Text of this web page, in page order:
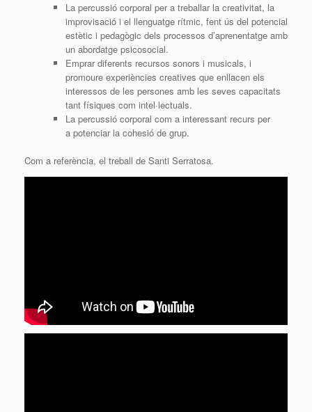
La percussió corporal per a treballar la creativitat, la
improvisació i el llenguatge rítmic, fent ús del potencial
estètic i pedagògic dels processos d’aprenentatge amb
un abordatge psicosocial.
Emprar diferents recursos sonors i musicals, i
promoure experiències creatives que enllacen els
interessos de les persones amb les seves capacitats
tant físiques com intel·lectuals.
La percussió corporal com a interessant recurs per
a potenciar la cohesió de grup.
Com a referència, el treball de Santi Serratosa.